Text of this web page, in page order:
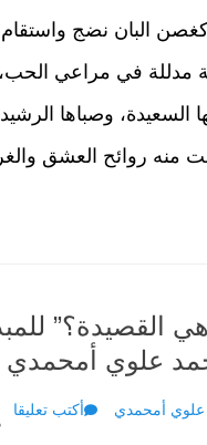
كغصن البان نضج
مدللة في مراعي الحب،
السعيدة، وصباها
منه روائح العشق
القصيدة؟”
علوي أمحمدي
أمحمدي أكتب تعليقا